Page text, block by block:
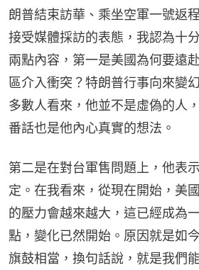
朗普結束訪華、乘坐空軍一號返
接受媒體採訪的表態，我認為十
兩點內容，第一是美國為何要遠
區介入衝突？特朗普行事向來變
多數人看來，他並不是虛偽的人
番話也是他內心真實的想法。
第二是在對台軍售問題上，他表
定。在我看來，從現在開始，美
的壓力會越來越大，這已經成為
點，變化已然開始。原因就是如
旗鼓相當，換句話說，就是我們